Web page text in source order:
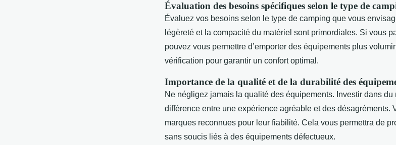
Évaluation des besoins spécifiques selon le type de
Évaluez vos besoins selon le type de camping que vous
légèreté et la compacité du matériel sont primordiales. Si vous
pouvez vous permettre d’emporter des équipements plus
vérification pour garantir un confort optimal.
Importance de la qualité et de la durabilité des
Ne négligez jamais la qualité des équipements. Investir dans
différence entre une expérience agréable et des désagréments.
marques reconnues pour leur fiabilité. Cela vous permettra de
sans soucis liés à des équipements défectueux.